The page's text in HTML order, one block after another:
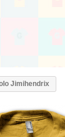
Jimihendrix